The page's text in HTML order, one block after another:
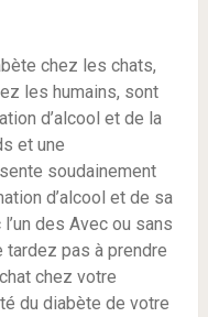
chez les chats,
les humains, sont
d’alcool et de la
et une
soudainement
d’alcool et de sa
des Avec ou sans
pas à prendre
chez votre
du diabète de votre